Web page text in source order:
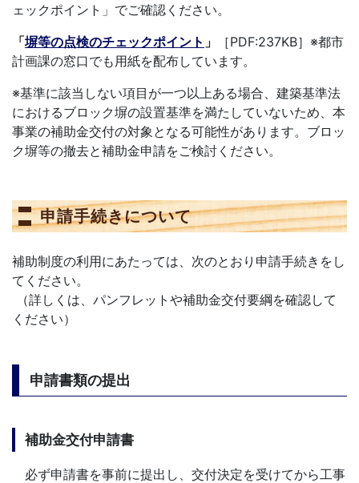
ェックポイント」でご確認ください。
「塀等の点検のチェックポイント 」
［PDF:237KB］※都市
計画課の窓口でも用紙を配布しています。
※基準に該当しない項目が一つ以上ある場合、建築基準法
におけるブロック塀の設置基準を満たしていないため、本
事業の補助金交付の対象となる可能性があります。ブロッ
ク塀等の撤去と補助金申請をご検討ください。
申請手続きについて
補助制度の利用にあたっては、次のとおり申請手続きをし
てください。
（詳しくは、パンフレットや補助金交付要綱を確認して
ください）
申請書類の提出
補助金交付申請書
必ず申請書を事前に提出し、交付決定を受けてから工事